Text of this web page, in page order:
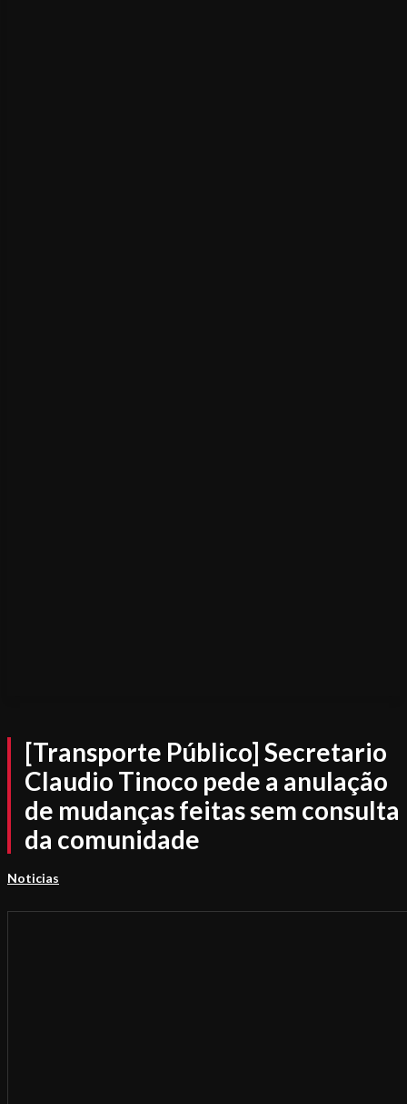
[Transporte Público] Secretario
Claudio Tinoco pede a anulação
de mudanças feitas sem consulta
da comunidade
Noticias